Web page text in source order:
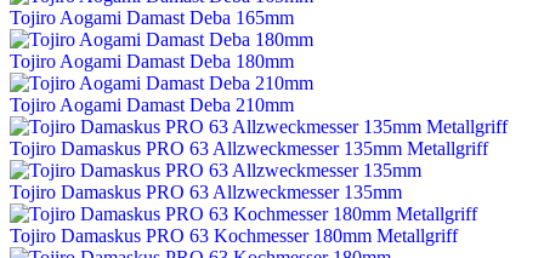
Tojiro Aogami Damast Deba 165mm
Tojiro Aogami Damast Deba 180mm
Tojiro Aogami Damast Deba 210mm
Tojiro Damaskus PRO 63 Allzweckmesser 135mm Metallgriff
Tojiro Damaskus PRO 63 Allzweckmesser 135mm
Tojiro Damaskus PRO 63 Kochmesser 180mm Metallgriff